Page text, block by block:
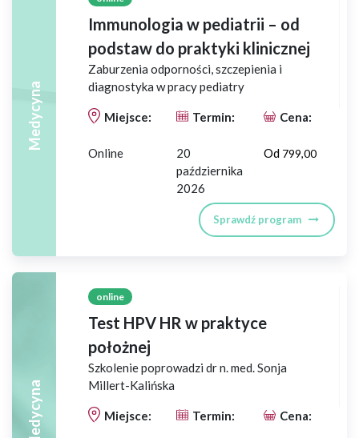
Medycyna
Immunologia w pediatrii – od
podstaw do praktyki klinicznej
Zaburzenia odporności, szczepienia i
diagnostyka w pracy pediatry
Miejsce: Termin: Cena:
Online
20
października
2026
Od 799,00
Sprawdź program
Medycyna
online
Test HPV HR w praktyce
położnej
Szkolenie poprowadzi dr n. med. Sonja
Millert-Kalińska
Miejsce: Termin: Cena: